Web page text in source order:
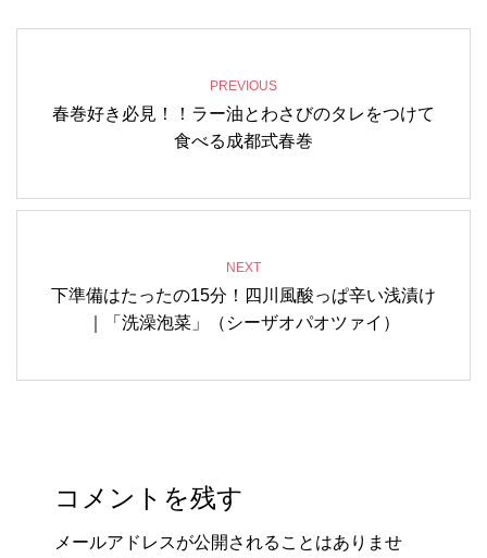
PREVIOUS
春巻好き必見！！ラー油とわさびのタレをつけて
食べる成都式春巻
NEXT
下準備はたったの15分！四川風酸っぱ辛い浅漬け
｜「洗澡泡菜」（シーザオパオツァイ）
コメントを残す
メールアドレスが公開されることはありませ